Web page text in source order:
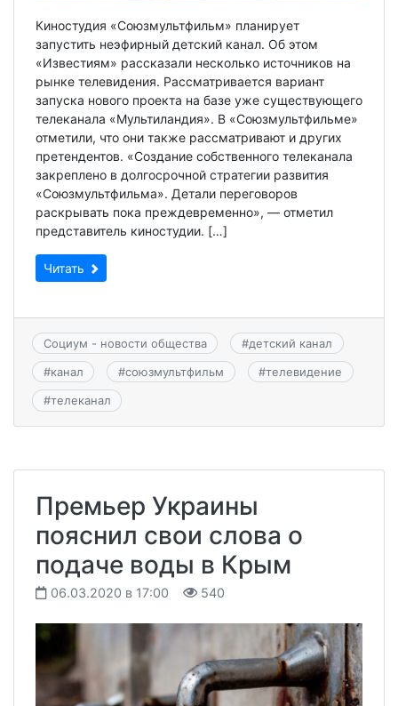
Киностудия «Союзмультфильм» планирует
запустить неэфирный детский канал. Об этом
«Известиям» рассказали несколько источников на
рынке телевидения. Рассматривается вариант
запуска нового проекта на базе уже существующего
телеканала «Мультиландия». В «Союзмультфильме»
отметили, что они также рассматривают и других
претендентов. «Создание собственного телеканала
закреплено в долгосрочной стратегии развития
«Союзмультфильма». Детали переговоров
раскрывать пока преждевременно», — отметил
представитель киностудии. […]
Читать
Социум - новости общества #детский канал
#канал #союзмультфильм #телевидение
#телеканал
Премьер Украины
пояснил свои слова о
подаче воды в Крым
06.03.2020 в 17:00 540